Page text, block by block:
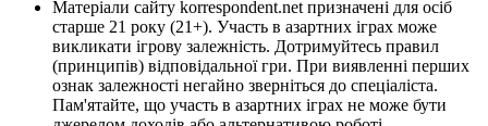
Матеріали сайту korrespondent.net призначені для осіб
старше 21 року (21+). Участь в азартних іграх може
викликати ігрову залежність. Дотримуйтесь правил
(принципів) відповідальної гри. При виявленні перших
ознак залежності негайно зверніться до спеціаліста.
Пам'ятайте, що участь в азартних іграх не може бути